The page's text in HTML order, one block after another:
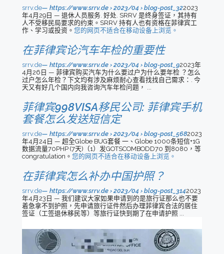
srrv.de https://www.srrv.de › 2023/04 › blog-post_322023
年4月29日 — 退休人员服务. 好处. SRRV 是终身签证，其持有
人不受移民局要求的约束。SRRV 持有人也有资格在菲律宾工
作、学习或投资。 您的网页不适合在移动设备上浏览。
在菲律宾论汽车年检的重要性
srrv.de https://www.srrv.de › 2023/04 › blog-post_92023年
4月26日 — 菲律宾购买汽车为什么要过户为什么要年检 ？怎么
过户怎么年检？下文均有涉及麻烦耐心查看找找自己需求：. 今
天又有好几个国内向我咨询汽车年检问题， ...
菲律宾998VISA移民公司: 菲律宾手机
套餐怎么发送短信定
srrv.de https://www.srrv.de › 2023/04 › blog-post_5682023
年4月24日 — 超全Globe BUG套餐 一、Globe 1000条短信+1G
数据流量70PHP (7天)（1）发GOTSCOMBODD70 到8080，等
congratulation。 您的网页不适合在移动设备上浏览。
在菲律宾怎么补办中国护照？
srrv.de https://www.srrv.de › 2023/04 › blog-post_3142023
年4月23日 — 我们建议大家如果申请到的是旅行证那么也不要
着急拿不到护照，先申请旅行证件然后办理菲律宾合法的居住
签证（工签退休移民等）等旅行证快到期了在申请护照 ...